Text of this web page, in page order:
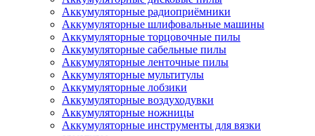
Аккумуляторные радиоприёмники
Аккумуляторные шлифовальные машины
Аккумуляторные торцовочные пилы
Аккумуляторные сабельные пилы
Аккумуляторные ленточные пилы
Аккумуляторные мультитулы
Аккумуляторные лобзики
Аккумуляторные воздуходувки
Аккумуляторные ножницы
Аккумуляторные инструменты для вязки